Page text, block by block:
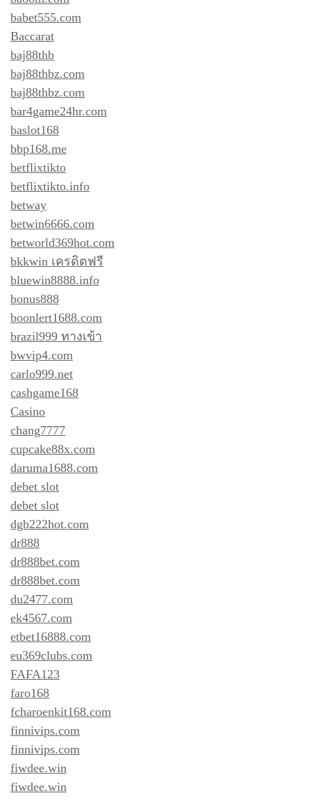
babet555.com
Baccarat
baj88thb
baj88thbz.com
baj88thbz.com
bar4game24hr.com
baslot168
bbp168.me
betflixtikto
betflixtikto.info
betway
betwin6666.com
betworld369hot.com
bkkwin เครดิตฟรี
bluewin8888.info
bonus888
boonlert1688.com
brazil999 ทางเข้า
bwvip4.com
carlo999.net
cashgame168
Casino
chang7777
cupcake88x.com
daruma1688.com
debet slot
debet slot
dgb222hot.com
dr888
dr888bet.com
dr888bet.com
du2477.com
ek4567.com
etbet16888.com
eu369clubs.com
FAFA123
faro168
fcharoenkit168.com
finnivips.com
finnivips.com
fiwdee.win
fiwdee.win